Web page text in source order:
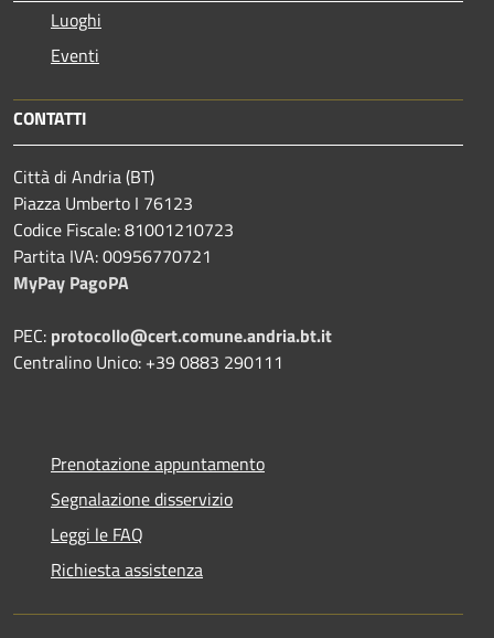
Luoghi
Eventi
CONTATTI
Città di Andria (BT)
Piazza Umberto I 76123
Codice Fiscale: 81001210723
Partita IVA: 00956770721
MyPay PagoPA
PEC: protocollo@cert.comune.andria.bt.it
Centralino Unico: +39 0883 290111
Prenotazione appuntamento
Segnalazione disservizio
Leggi le FAQ
Richiesta assistenza